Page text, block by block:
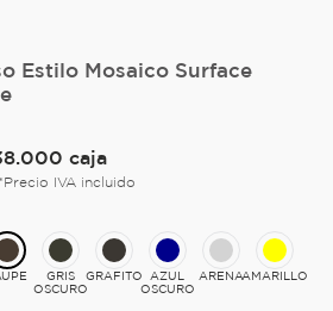
Estilo Mosaico Surface
caja
*Precio IVA incluido
GRIS
OSCURO
GRAFITO
AZUL
OSCURO
ARENAAMARILLO